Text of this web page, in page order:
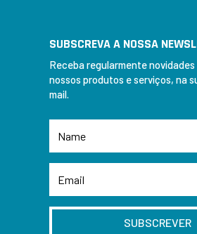
SUBSCREVA A NOSSA
Receba regularmente novidades
nossos produtos e serviços, na
mail.
SUBSCREVER